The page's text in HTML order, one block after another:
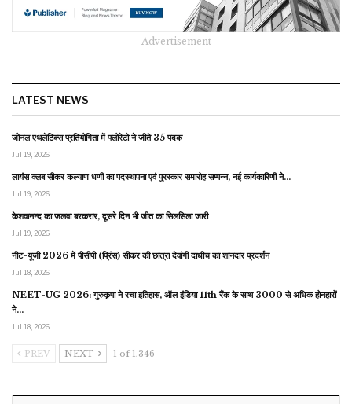
- Advertisement -
LATEST NEWS
जोनल एथलेटिक्स प्रतियोगिता में फ्लोरेटो ने जीते 35 पदक
Jul 19, 2026
लायंस क्लब सीकर कल्याण धणी का पदस्थापना एवं पुरस्कार समारोह सम्पन्न, नई कार्यकारिणी ने…
Jul 19, 2026
केशवानन्द का जलवा बरकरार, दूसरे दिन भी जीत का सिलसिला जारी
Jul 19, 2026
नीट-यूजी 2026 में पीसीपी (प्रिंस) सीकर की छात्रा देवांगी दाधीच का शानदार प्रदर्शन
Jul 18, 2026
NEET-UG 2026: गुरुकृपा ने रचा इतिहास, ऑल इंडिया 11th रैंक के साथ 3000 से अधिक होनहारों
ने…
Jul 18, 2026
PREV NEXT 1 of 1,346